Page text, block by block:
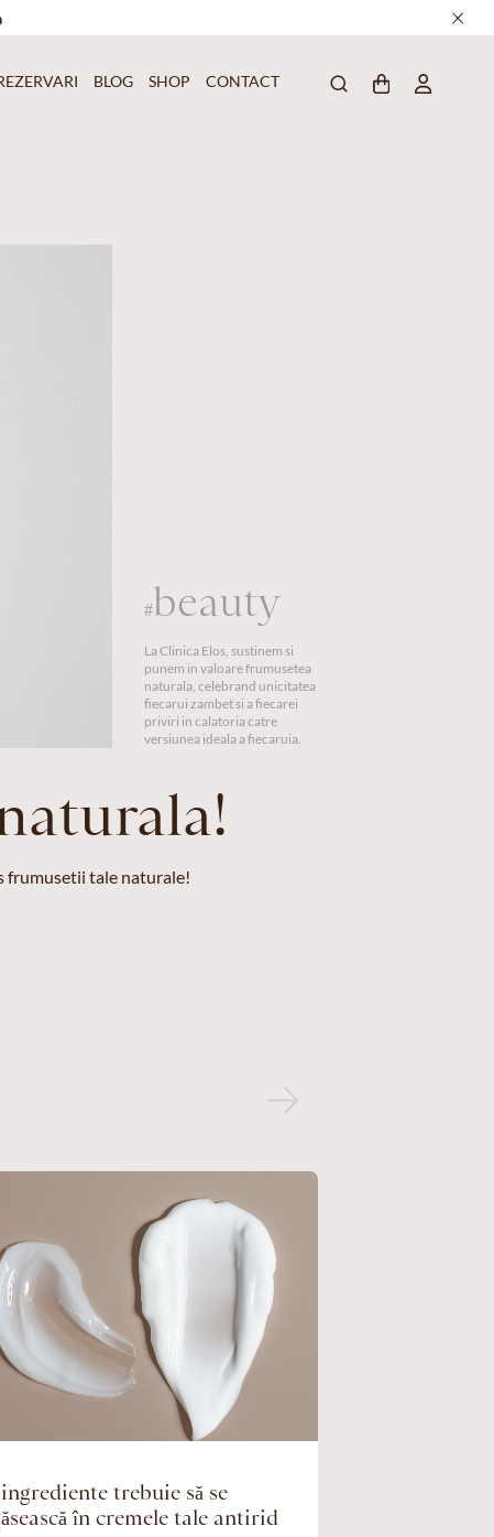
BLOG SHOP CONTACT
#beauty
La Clinica Elos, sustinem si
punem in valoare frumusetea
naturala, celebrand unicitatea
fiecarui zambet si a fiecarei
priviri in calatoria catre
versiunea ideala a fiecaruia.
frumusetii tale naturale!
trebuie să se
în cremele tale antirid